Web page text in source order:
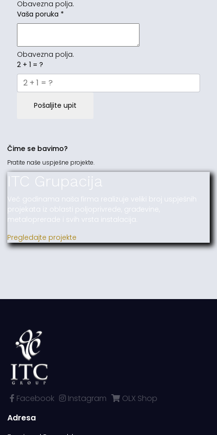
Obavezna polja.
Vaša poruka *
Obavezna polja.
2 + 1 = ?
Pošaljite upit
Čime se bavimo?
Pratite naše uspješne projekte.
ITC Grupacija
Već godinama naša firma realizuje veliki broj uspješnih
projekata iz oblasti poljoprivrede, građevine,
metaloprerade i svih vrsta instalacija.
Pregledajte projekte
Facebook Instagram
OLX Shop
Adresa